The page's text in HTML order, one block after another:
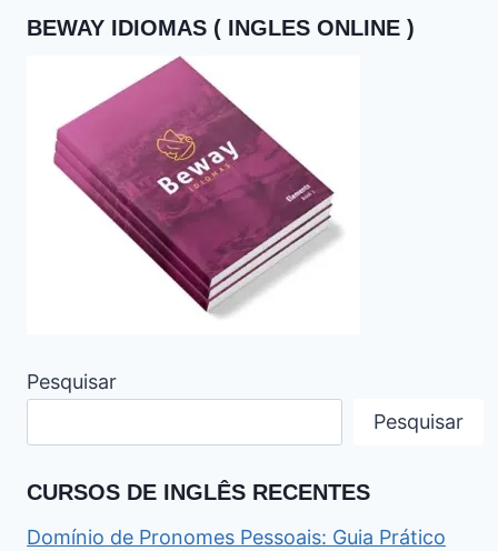
BEWAY IDIOMAS ( INGLES ONLINE )
Pesquisar
Pesquisar
CURSOS DE INGLÊS RECENTES
Domínio de Pronomes Pessoais: Guia Prático